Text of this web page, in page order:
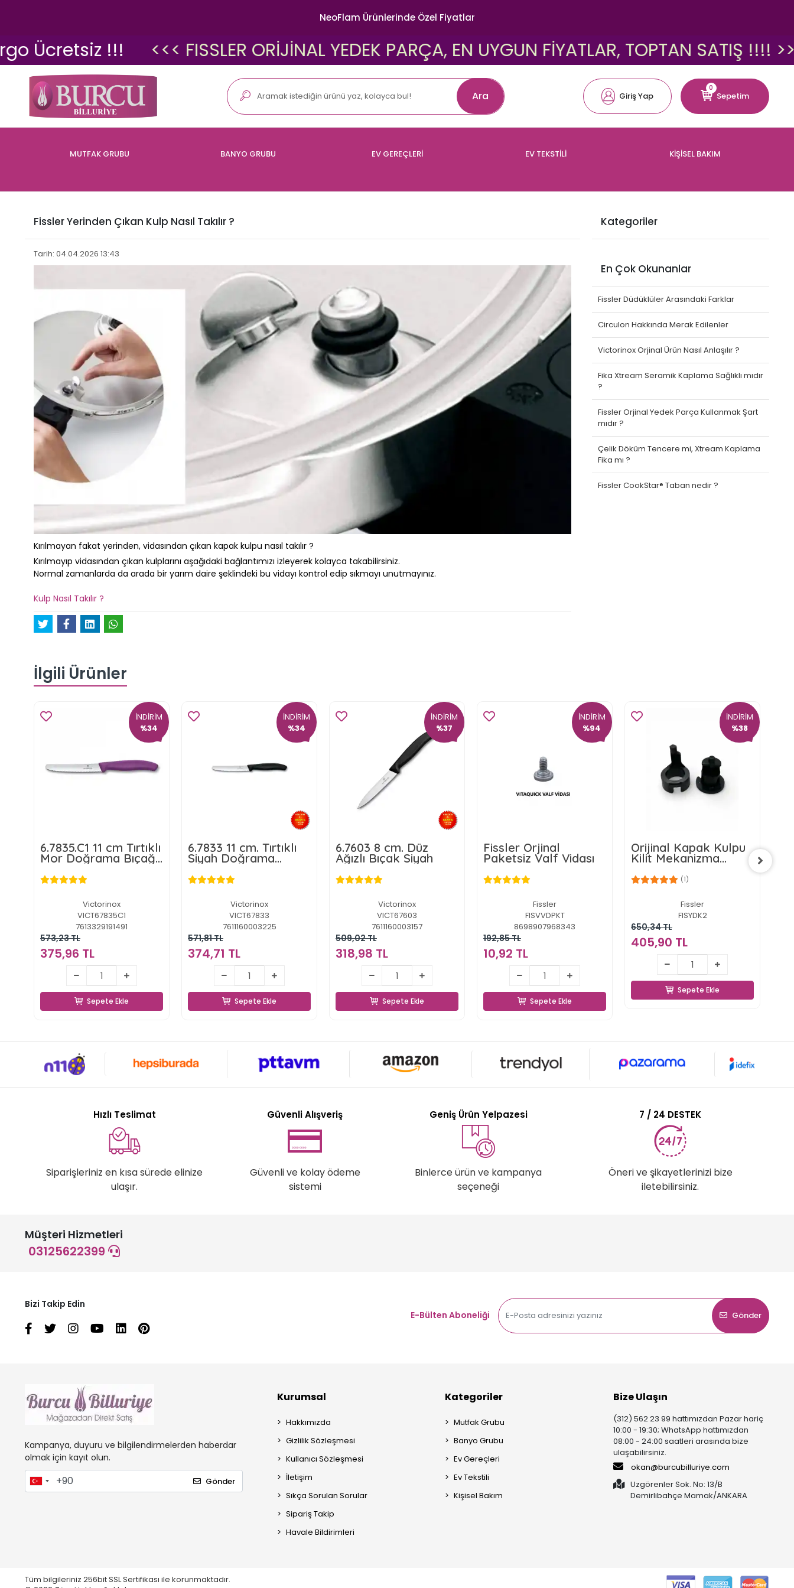
NeoFlam Ürünlerinde Özel Fiyatlar
!!! <<< FISSLER ORİJİNAL YEDEK PARÇA, EN UYGUN FİYATLAR, TOPTAN SATIŞ !!!! >>>
Ara Giriş Yap
0
Sepetim
MUTFAK GRUBU BANYO GRUBU EV GEREÇLERİ EV TEKSTİLİ KİŞİSEL BAKIM
Fissler Yerinden Çıkan Kulp Nasıl Takılır ?
Tarih: 04.04.2026 13:43
Kırılmayan fakat yerinden, vidasından çıkan kapak kulpu nasıl takılır ?
Kırılmayıp vidasından çıkan kulplarını aşağıdaki bağlantımızı izleyerek kolayca takabilirsiniz.
Normal zamanlarda da arada bir yarım daire şeklindeki bu vidayı kontrol edip sıkmayı unutmayınız.
Kulp Nasıl Takılır ?
Kategoriler
En Çok Okunanlar
Fissler Düdüklüler Arasındaki Farklar
Circulon Hakkında Merak Edilenler
Victorinox Orjinal Ürün Nasıl Anlaşılır ?
Fika Xtream Seramik Kaplama Sağlıklı mıdır
?
Fissler Orjinal Yedek Parça Kullanmak Şart
mıdır ?
Çelik Döküm Tencere mi, Xtream Kaplama
Fika mı ?
Fissler CookStar® Taban nedir ?
İlgili Ürünler
İNDİRİM
%34
6.7835.C1 11 cm Tırtıklı
Mor Doğrama Bıçağı
Swiss Classic
Victorinox
VICT67835C1
7613329191491
573,23 TL
375,96 TL
375,96 TL
Sepete Ekle
Sepete Ekle
İNDİRİM
%34
6.7833 11 cm. Tırtıklı
Siyah Doğrama
Bıçağı
Victorinox
VICT67833
7611160003225
571,81 TL
374,71 TL
374,71 TL
Sepete Ekle
Sepete Ekle
İNDİRİM
%37
6.7603 8 cm. Düz
Ağızlı Bıçak Siyah
Victorinox
VICT67603
7611160003157
509,02 TL
318,98 TL
318,98 TL
Sepete Ekle
Sepete Ekle
İNDİRİM
%94
Fissler Orjinal
Paketsiz Valf Vidası
Fissler
FISVVDPKT
8698907968343
192,85 TL
10,92 TL
10,92 TL
Sepete Ekle
Sepete Ekle
İNDİRİM
%38
Orijinal Kapak Kulpu
Kilit Mekanizma
(1)
Fissler
FISYDK2
650,34 TL
405,90 TL
405,90 TL
Sepete Ekle
Sepete Ekle
Hızlı Teslimat
Siparişleriniz en kısa sürede elinize
ulaşır.
Güvenli Alışveriş
Güvenli ve kolay ödeme
sistemi
Geniş Ürün Yelpazesi
Binlerce ürün ve kampanya
seçeneği
7 / 24 DESTEK
Öneri ve şikayetlerinizi bize
iletebilirsiniz.
Müşteri Hizmetleri
03125622399
Bizi Takip Edin
E-Bülten Aboneliği
Gönder
Kampanya, duyuru ve bilgilendirmelerden haberdar
olmak için kayıt olun.
Gönder
Kurumsal
Hakkımızda
Gizlilik Sözleşmesi
Kullanıcı Sözleşmesi
İletişim
Sıkça Sorulan Sorular
Sipariş Takip
Havale Bildirimleri
Kategoriler
Mutfak Grubu
Banyo Grubu
Ev Gereçleri
Ev Tekstili
Kişisel Bakım
Bize Ulaşın
(312) 562 23 99 hattımızdan Pazar hariç
10:00 - 19:30; WhatsApp hattımızdan
08:00 - 24:00 saatleri arasında bize
ulaşabilirsiniz.
okan@burcubilluriye.com
Uzgörenler Sok. No: 13/B
Demirlibahçe Mamak/ANKARA
Tüm bilgileriniz 256bit SSL Sertifikası ile korunmaktadır.